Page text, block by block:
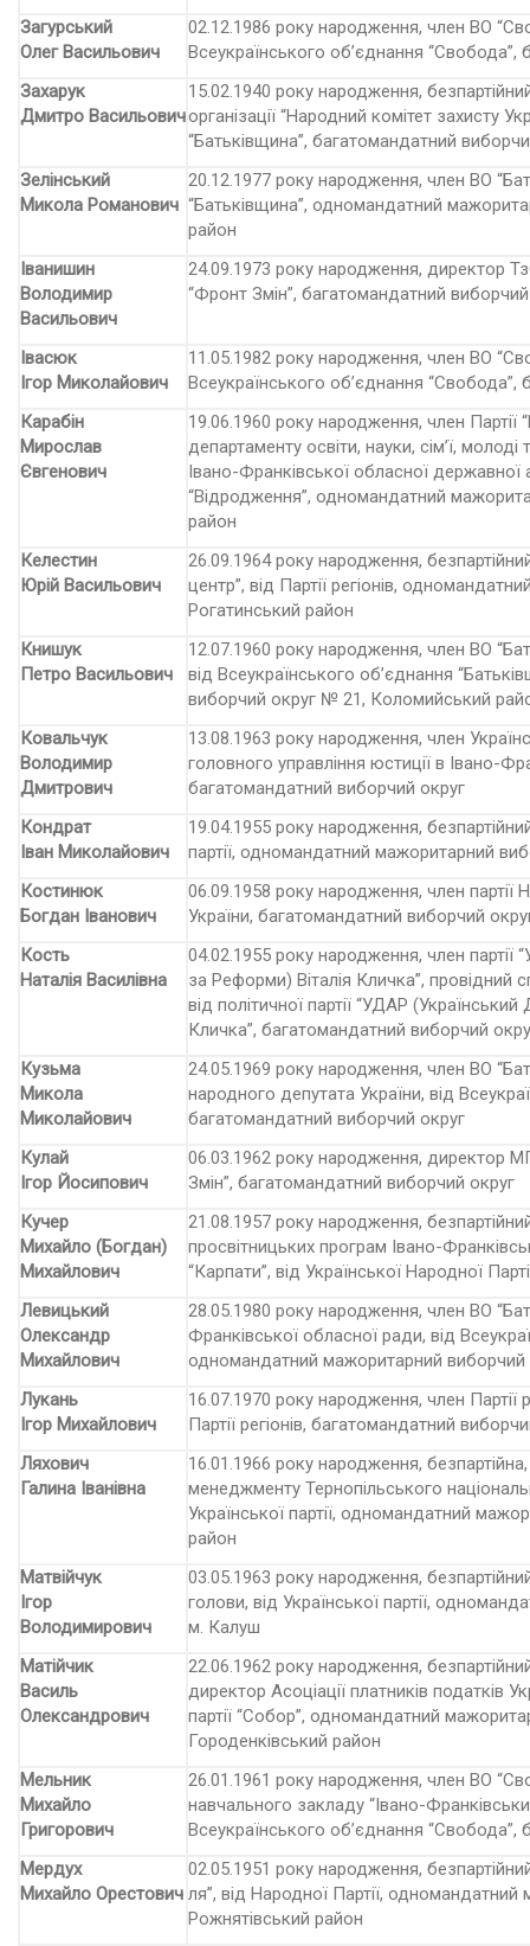
Загурський
Олег Васильович
02.12.1986 року народження, член ВО
Всеукраїнського об’єднання “Свобода”,
Захарук
Дмитро Васильович
15.02.1940 року народження,
організації “Народний комітет захисту
“Батьківщина”, багатомандат­ний
Зелінський
Микола Романович
20.12.1977 року народження, член ВО
“Батьківщина”, одномандатний
район
Іванишин
Володимир
Васильович
24.09.1973 року народження, директор
“Фронт Змін”, багатомандатний
Івасюк
Ігор Миколайович
11.05.1982 року народження, член ВО
Всеукраїнського об’єднання
Карабін
Мирослав
Євгенович
19.06.1960 року народження, член Партії
департаменту освіти, науки, сім’ї,
Івано-Франківської обласної державної
“Відродження”, одномандатний
район
Келестин
Юрій Васильович
26.09.1964 року народження,
центр”, від Партії регіонів,
Рогатинський район
Книшук
Петро Васильович
12.07.1960 року народження, член ВО
від Всеукраїнського об’єднання
виборчий округ № 21, Коломийський
Ковальчук
Володимир
Дмитрович
13.08.1963 року народження, член
головного управління юстиції в Івано-
багатомандатний виборчий округ
Кондрат
Іван Миколайович
19.04.1955 року народження,
партії, одномандатний мажоритарний
Костинюк
Богдан Іванович
06.09.1958 року народження, член партії
України, багатомандатний виборчий
Кость
Наталія Василівна
04.02.1955 року народження, член
за Реформи) Віталія Кличка”, провідний
від політичної партії “УДАР
Кличка”, багатомандатний виборчий
Кузьма
Микола
Миколайович
24.05.1969 року народження, член ВО
народного депутата України, від
багатомандатний виборчий округ
Кулай
Ігор Йосипович
06.03.1962 року народження, директор МП
Змін”, багатомандатний виборчий округ
Кучер
Михайло (Богдан)
Михайлович
21.08.1957 року народження,
просвітницьких програм Івано-
“Карпати”, від Української Народної
Левицький
Олександр
Михайлович
28.05.1980 року народження, член ВО
Франківської обласної ради, від
одномандатний мажори­тарний
Лукань
Ігор Михайлович
16.07.1970 року народження, член Партії
Партії регіонів, багатомандатний
Ляхович
Галина Іванівна
16.01.1966 року народження,
менеджменту Тернопільського
Української партії, одномандатний
район
Матвійчук
Ігор
Володимирович
03.05.1963 року народження,
голови, від Української партії,
м. Калуш
Матійчик
Василь
Олександрович
22.06.1962 року народження,
директор Асоціації платників податків
партії “Собор”, одномандатний
Городенківський район
Мельник
Михайло
Григорович
26.01.1961 року народження, член ВО
навчального закладу “Івано-
Всеукраїнського об’єднання
Мердух
Михайло Орестович
02.05.1951 року народження,
ля”, від Народної Партії,
Рожнятівський район